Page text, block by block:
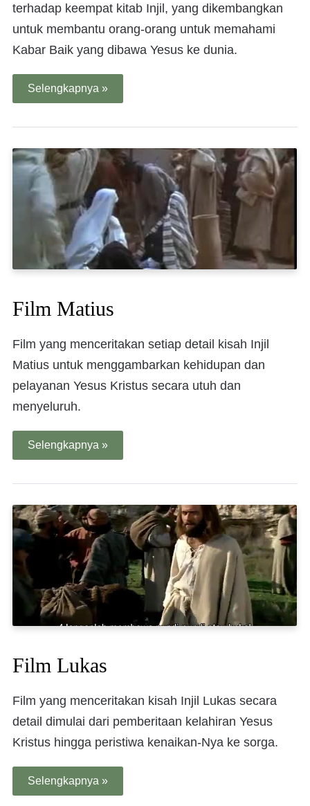
terhadap keempat kitab Injil, yang dikembangkan
untuk membantu orang-orang untuk memahami
Kabar Baik yang dibawa Yesus ke dunia.
Selengkapnya »
Film Matius
Film yang menceritakan setiap detail kisah Injil
Matius untuk menggambarkan kehidupan dan
pelayanan Yesus Kristus secara utuh dan
menyeluruh.
Selengkapnya »
Film Lukas
Film yang menceritakan kisah Injil Lukas secara
detail dimulai dari pemberitaan kelahiran Yesus
Kristus hingga peristiwa kenaikan-Nya ke sorga.
Selengkapnya »